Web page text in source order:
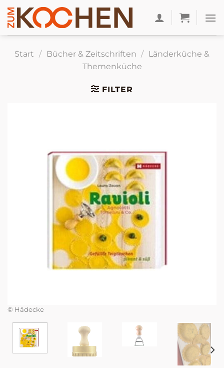
Zum
Inhalt
springen
Start / Bücher & Zeitschriften /
Länderküche &
Themenküche
FILTER
© Hädecke